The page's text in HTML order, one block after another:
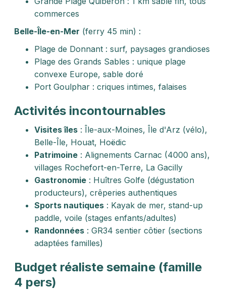
commerces
Belle-Île-en-Mer (ferry 45 min) :
Plage de Donnant : surf, paysages grandioses
Plage des Grands Sables : unique plage
convexe Europe, sable doré
Port Goulphar : criques intimes, falaises
Activités incontournables
Visites îles : Île-aux-Moines, Île d'Arz (vélo),
Belle-Île, Houat, Hoëdic
Patrimoine : Alignements Carnac (4000 ans),
villages Rochefort-en-Terre, La Gacilly
Gastronomie : Huîtres Golfe (dégustation
producteurs), crêperies authentiques
Sports nautiques : Kayak de mer, stand-up
paddle, voile (stages enfants/adultes)
Randonnées : GR34 sentier côtier (sections
adaptées familles)
Budget réaliste semaine (famille
4 pers)